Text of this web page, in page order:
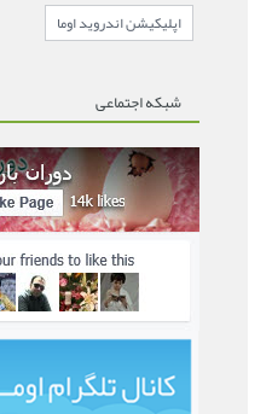
اپلیکیشن اندروید اوما
شبکه اجتماعی